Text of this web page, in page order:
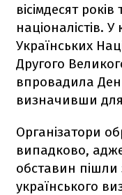
вісімдесят
націоналістів. У
Українських
Другого
впровадила
визначивши
Організатори
випадково,
обставин пішли
українського